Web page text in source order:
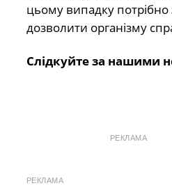
цьому випадку
дозволити організму
Слідкуйте за нашими
РЕКЛАМА
РЕКЛАМА